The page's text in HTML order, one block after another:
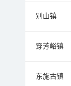
别山镇
穿芳峪镇
东施古镇